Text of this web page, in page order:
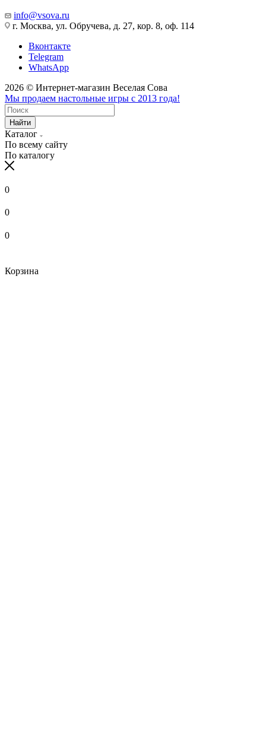
info@vsova.ru
г. Москва, ул. Обручева, д. 27, кор. 8, оф. 114
Вконтакте
Telegram
WhatsApp
2026 © Интернет-магазин Веселая Сова
Мы продаем настольные игры с 2013 года!
Найти
Каталог
По всему сайту
По каталогу
0
0
0
Корзина